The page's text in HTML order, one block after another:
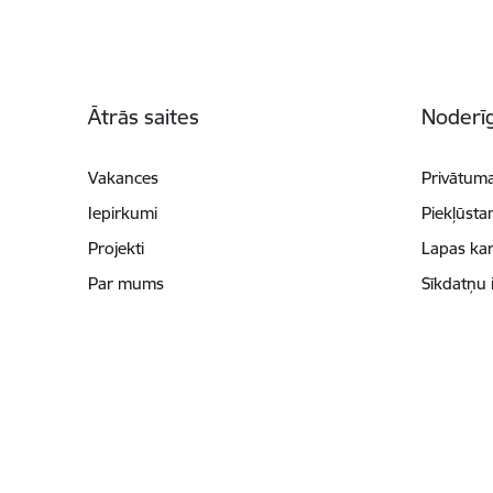
Ātrās saites
Vakances
Iepirkumi
Projekti
Par mums
Lapas
Sīkdatņu